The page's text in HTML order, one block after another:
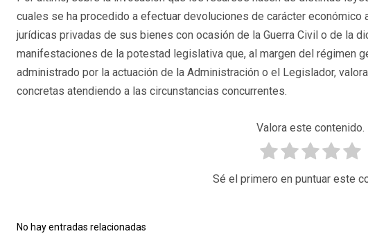
cuales se ha procedido a efectuar devoluciones de carácter
jurídicas privadas de sus bienes con ocasión de la Guerra Civil o de la
manifestaciones de la potestad legislativa que, al margen del régimen
administrado por la actuación de la Administración o el Legislador,
concretas atendiendo a las circunstancias concurrentes.
Valora este contenido.
Sé el primero en puntuar este
No hay entradas relacionadas